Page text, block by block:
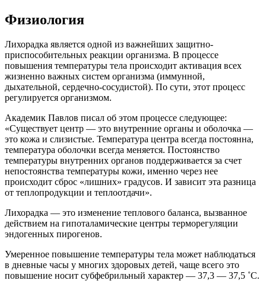
Физиология
Лихорадка является одной из важнейших защитно-
приспособительных реакции организма. В процессе
повышения температуры тела происходит активация всех
жизненно важных систем организма (иммунной,
дыхательной, сердечно-сосудистой). По сути, этот процесс
регулируется организмом.
Академик Павлов писал об этом процессе следующее:
«Существует центр — это внутренние органы и оболочка —
это кожа и слизистые. Температура центра всегда постоянна,
температура оболочки всегда меняется. Постоянство
температуры внутренних органов поддерживается за счет
непостоянства температуры кожи, именно через нее
происходит сброс «лишних» градусов. И зависит эта разница
от теплопродукции и теплоотдачи».
Лихорадка — это изменение теплового баланса, вызванное
действием на гипоталамические центры терморегуляции
эндогенных пирогенов.
Умеренное повышение температуры тела может наблюдаться
в дневные часы у многих здоровых детей, чаще всего это
повышение носит субфебрильный характер — 37,3 — 37,5 ˚С.